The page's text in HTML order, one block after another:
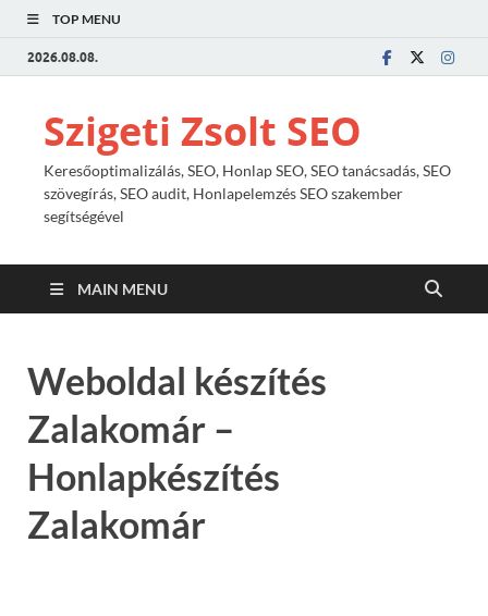
TOP MENU
2026.08.08.
Szigeti Zsolt SEO
Keresőoptimalizálás, SEO, Honlap SEO, SEO tanácsadás, SEO
szövegírás, SEO audit, Honlapelemzés SEO szakember
segítségével
MAIN MENU
Weboldal készítés
Zalakomár –
Honlapkészítés
Zalakomár